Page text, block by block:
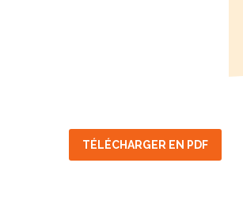
TÉLÉCHARGER EN PDF